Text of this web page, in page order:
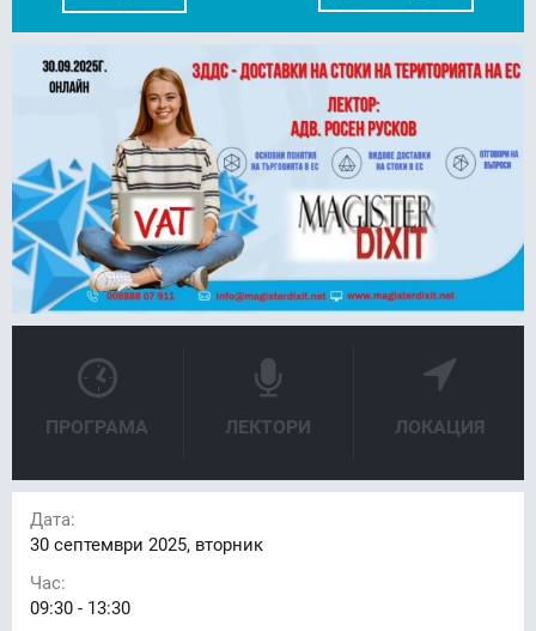
ПРОГРАМА ЛЕКТОРИ ЛОКАЦИЯ
Дата:
30 септември 2025, вторник
Час:
09:30 - 13:30